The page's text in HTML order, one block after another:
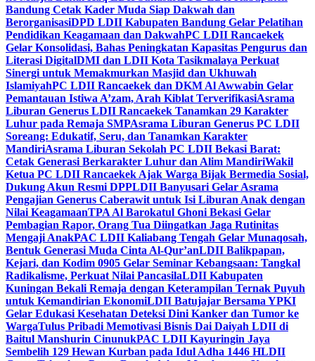
Bandung Cetak Kader Muda Siap Dakwah dan
BerorganisasiDPD LDII Kabupaten Bandung Gelar Pelatihan
Pendidikan Keagamaan dan DakwahPC LDII Rancaekek
Gelar Konsolidasi, Bahas Peningkatan Kapasitas Pengurus dan
Literasi DigitalDMI dan LDII Kota Tasikmalaya Perkuat
Sinergi untuk Memakmurkan Masjid dan Ukhuwah
IslamiyahPC LDII Rancaekek dan DKM Al Awwabin Gelar
Pemantauan Istiwa A’zam, Arah Kiblat TerverifikasiAsrama
Liburan Generus LDII Rancaekek Tanamkan 29 Karakter
Luhur pada Remaja SMPAsrama Liburan Generus PC LDII
Soreang: Edukatif, Seru, dan Tanamkan Karakter
MandiriAsrama Liburan Sekolah PC LDII Bekasi Barat:
Cetak Generasi Berkarakter Luhur dan Alim MandiriWakil
Ketua PC LDII Rancaekek Ajak Warga Bijak Bermedia Sosial,
Dukung Akun Resmi DPPLDII Banyusari Gelar Asrama
Pengajian Generus Caberawit untuk Isi Liburan Anak dengan
Nilai KeagamaanTPA Al Barokatul Ghoni Bekasi Gelar
Pembagian Rapor, Orang Tua Diingatkan Jaga Rutinitas
Mengaji AnakPAC LDII Kaliabang Tengah Gelar Munaqosah,
Bentuk Generasi Muda Cinta Al-Qur’anLDII Balikpapan,
Kejari, dan Kodim 0905 Gelar Seminar Kebangsaan: Tangkal
Radikalisme, Perkuat Nilai PancasilaLDII Kabupaten
Kuningan Bekali Remaja dengan Keterampilan Ternak Puyuh
untuk Kemandirian EkonomiLDII Batujajar Bersama YPKI
Gelar Edukasi Kesehatan Deteksi Dini Kanker dan Tumor ke
WargaTulus Pribadi Memotivasi Bisnis Dai Daiyah LDII di
Baitul Manshurin CinunukPAC LDII Kayuringin Jaya
Sembelih 129 Hewan Kurban pada Idul Adha 1446 HLDII